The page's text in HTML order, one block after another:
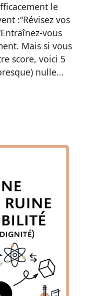
le
:“Révisez vos
vous
Mais si vous
score, voici 5
nulle...